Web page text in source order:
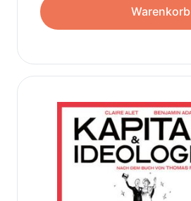
Warenkorb